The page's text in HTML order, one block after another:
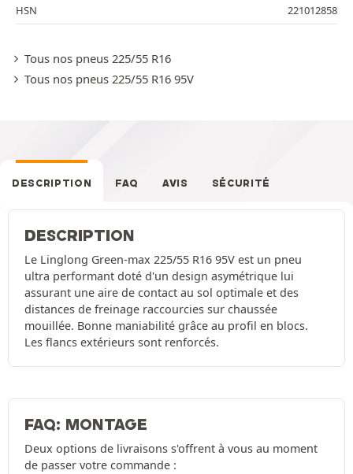
HSN
221012858
Tous nos pneus 225/55 R16
Tous nos pneus 225/55 R16 95V
DESCRIPTION FAQ AVIS SÉCURITÉ
DESCRIPTION
Le Linglong Green-max 225/55 R16 95V est un pneu
ultra performant doté d'un design asymétrique lui
assurant une aire de contact au sol optimale et des
distances de freinage raccourcies sur chaussée
mouillée. Bonne maniabilité grâce au profil en blocs.
Les flancs extérieurs sont renforcés.
FAQ: MONTAGE
Deux options de livraisons s'offrent à vous au moment
de passer votre commande :